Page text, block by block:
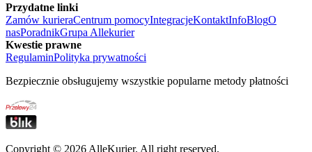
Przydatne linki
Zamów kurieraCentrum pomocyIntegracjeKontaktInfoBlogO
nasPoradnikGrupa Allekurier
Kwestie prawne
RegulaminPolityka prywatności
Bezpiecznie obsługujemy wszystkie popularne metody płatności
Copyright © 2026 AlleKurier. All right reserved.